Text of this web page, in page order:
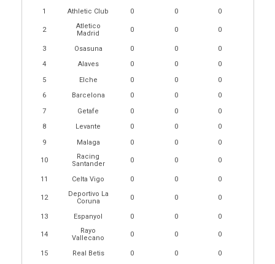
1 Athletic Club 0 0 0
2
Atletico
Madrid
0 0 0
3 Osasuna 0 0
0
4
Alaves 0 0
0
5
Elche 0 0
0
6
Barcelona 0 0
0
7
Getafe 0 0
0
8
Levante 0 0
0
9
Malaga 0 0 0
10
Racing
Santander
0 0 0
11 Celta Vigo 0 0 0
12
Deportivo La
Coruna
0 0 0
13 Espanyol 0 0 0
14
Rayo
Vallecano
0 0 0
15 Real Betis 0 0
0